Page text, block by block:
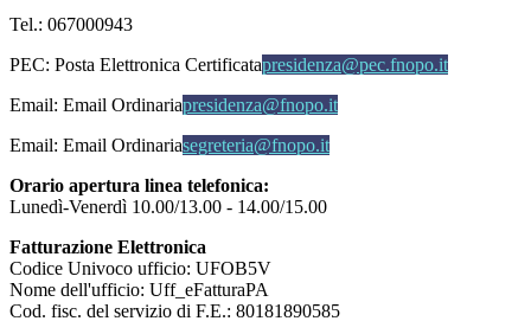
Tel.: 067000943
PEC: Posta Elettronica Certificatapresidenza@pec.fnopo.it
Email: Email Ordinariapresidenza@fnopo.it
Email: Email Ordinariasegreteria@fnopo.it
Orario apertura linea telefonica:
Lunedì-Venerdì 10.00/13.00 - 14.00/15.00
Fatturazione Elettronica
Codice Univoco ufficio: UFOB5V
Nome dell'ufficio: Uff_eFatturaPA
Cod. fisc. del servizio di F.E.: 80181890585